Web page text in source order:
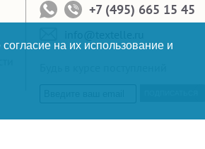
+7 (495) 665 15 45
на их использование и